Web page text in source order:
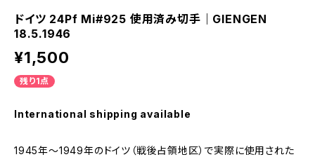
ドイツ 24Pf Mi#925 使用済み切手｜GIENGEN
18.5.1946
¥1,500
残り1点
International shipping available
1945年～1949年のドイツ（戦後占領地区）で実際に使用された